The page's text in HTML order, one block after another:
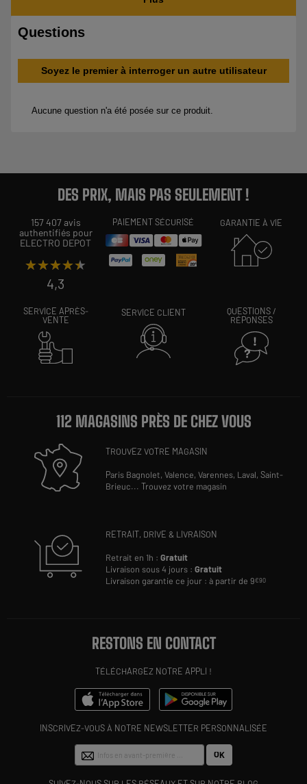
DES PRIX, MAIS PAS SEULEMENT !
157 407 avis
authentifiés pour
ELECTRO DEPOT
★★★★★
★★★★★
4,3
PAIEMENT SÉCURISÉ GARANTIE À VIE
SERVICE APRÈS-
VENTE
SERVICE CLIENT
QUESTIONS /
RÉPONSES
112 MAGASINS PRÈS DE CHEZ VOUS
TROUVEZ VOTRE MAGASIN
Paris Bagnolet,Valence,Varennes, Laval,Saint-
Brieuc...Trouvez votre magasin
RETRAIT, DRIVE & LIVRAISON
Retrait en 1h :Gratuit
Livraison sous 4 jours :Gratuit
Livraison garantie ce jour : à partir de 9€90
RESTONS EN CONTACT
TÉLÉCHARGEZ NOTRE APPLI !
INSCRIVEZ-VOUS À NOTRE NEWSLETTER PERSONNALISÉE
OK